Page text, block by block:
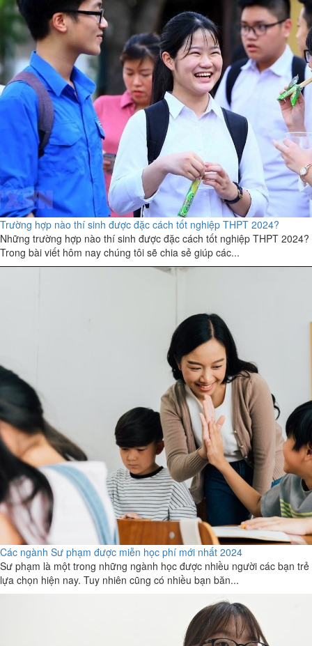
Trường hợp nào thí sinh được đặc cách tốt nghiệp THPT 2024?
Những trường hợp nào thí sinh được đặc cách tốt nghiệp THPT 2024?
Trong bài viết hôm nay chúng tôi sẽ chia sẻ giúp các...
Các ngành Sư phạm được miễn học phí mới nhất 2024
Sư phạm là một trong những ngành học được nhiều người các bạn trẻ
lựa chọn hiện nay. Tuy nhiên cũng có nhiều bạn băn...